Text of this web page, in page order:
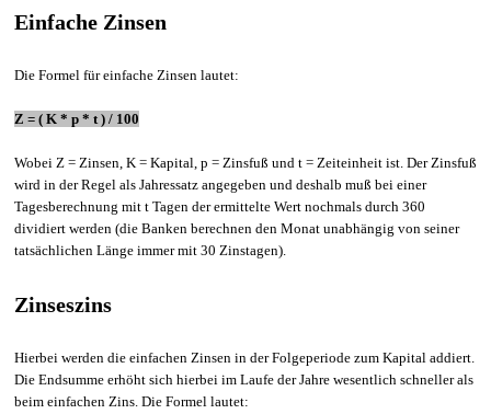
Einfache Zinsen
Die Formel für einfache Zinsen lautet:
Z = ( K * p * t ) / 100
Wobei Z = Zinsen, K = Kapital, p = Zinsfuß und t = Zeiteinheit ist. Der Zinsfuß
wird in der Regel als Jahressatz angegeben und deshalb muß bei einer
Tagesberechnung mit t Tagen der ermittelte Wert nochmals durch 360
dividiert werden (die Banken berechnen den Monat unabhängig von seiner
tatsächlichen Länge immer mit 30 Zinstagen).
Zinseszins
Hierbei werden die einfachen Zinsen in der Folgeperiode zum Kapital addiert.
Die Endsumme erhöht sich hierbei im Laufe der Jahre wesentlich schneller als
beim einfachen Zins. Die Formel lautet: